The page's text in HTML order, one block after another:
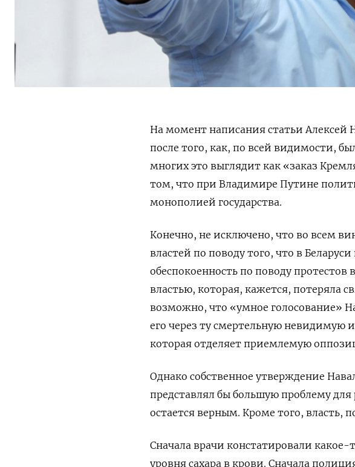
На момент написания статьи Алексей
после того, как, по всей видимости,
многих это выглядит как «заказ
том, что при Владимире Путине
монополией государства.
Конечно, не исключено, что во всем
властей по поводу того, что в
обеспокоенность по поводу
властью, которая, кажется, потеряла
возможно, что «умное голосование»
его через ту смертельную невидимую
которая отделяет приемлемую
Однако собственное утверждение
представлял бы большую проблему
остается верным. Кроме того, власть,
Сначала врачи констатировали
уровня сахара в крови. Сначала